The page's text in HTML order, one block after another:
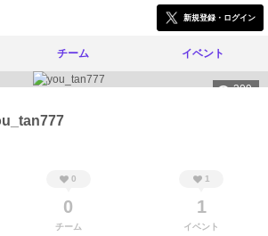
新規登録・ログイン
チーム イベント
309
0
0
チーム
1
1
イベント